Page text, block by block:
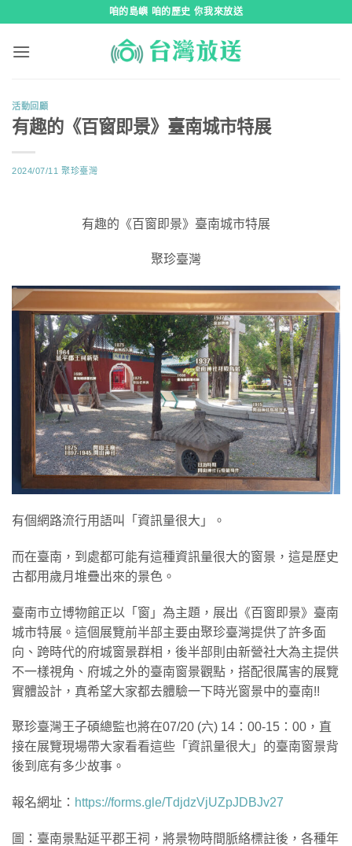
咱的島嶼 咱的歷史 你我來放送
活動回顧
有趣的《百窗即景》臺南城市特展
2024/07/11 聚珍臺灣
有趣的《百窗即景》臺南城市特展
聚珍臺灣
有個網路流行用語叫「資訊量很大」。
而在臺南，到處都可能有這種資訊量很大的窗景，這是歷史
古都用歲月堆疊出來的景色。
臺南市立博物館正以「窗」為主題，展出《百窗即景》臺南
城市特展。這個展覽前半部主要由聚珍臺灣提供了許多面
向、跨時代的府城窗景群相，後半部則由新營社大為主提供
不一樣視角、府城之外的臺南窗景觀點，搭配很厲害的展覽
實體設計，真希望大家都去體驗一下時光窗景中的臺南!!
聚珍臺灣王子碩總監也將在07/20 (六) 14：00-15：00，直
接在展覽現場帶大家看看這些「資訊量很大」的臺南窗景背
後到底有多少故事。
報名網址： https://forms.gle/TdjdzVjUZpJDBJv27
圖：臺南景點延平郡王祠，將景物時間脈絡標註後，各種年